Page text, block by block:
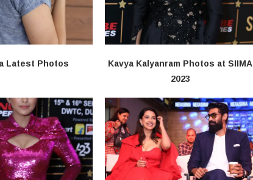
Latest Photos
Kavya Kalyanram Photos at SIIMA
2023